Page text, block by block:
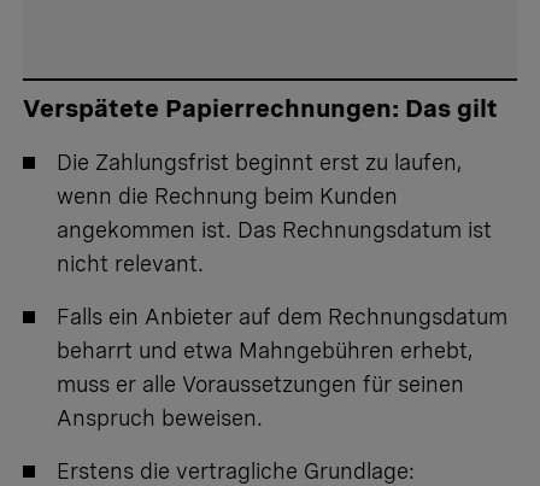
Verspätete Papierrechnungen: Das gilt
Die Zahlungsfrist beginnt erst zu laufen,
wenn die Rechnung beim Kunden
angekommen ist. Das Rechnungsdatum ist
nicht relevant.
Falls ein Anbieter auf dem Rechnungsdatum
beharrt und etwa Mahngebühren erhebt,
muss er alle Voraussetzungen für seinen
Anspruch beweisen.
Erstens die vertragliche Grundlage: